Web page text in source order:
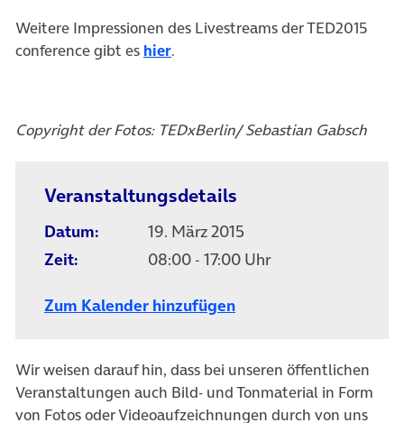
Weitere Impressionen des Livestreams der TED2015
conference gibt es hier(öffnet in neuem Tab)
.
Copyright der Fotos: TEDxBerlin/ Sebastian Gabsch
Veranstaltungsdetails
Datum:
19. März 2015
Zeit:
08:00 - 17:00 Uhr
Zum Kalender hinzufügen
Wir weisen darauf hin, dass bei unseren öffentlichen
Veranstaltungen auch Bild- und Tonmaterial in Form
von Fotos oder Videoaufzeichnungen durch von uns